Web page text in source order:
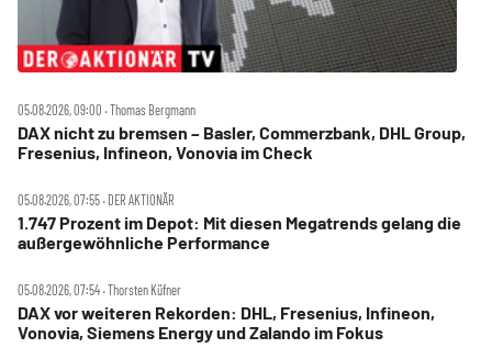
05.08.2026, 09:00 ‧ Thomas Bergmann
DAX nicht zu bremsen – Basler, Commerzbank, DHL Group,
Fresenius, Infineon, Vonovia im Check
05.08.2026, 07:55 ‧ DER AKTIONÄR
1.747 Prozent im Depot: Mit diesen Megatrends gelang die
außergewöhnliche Performance
05.08.2026, 07:54 ‧ Thorsten Küfner
DAX vor weiteren Rekorden: DHL, Fresenius, Infineon,
Vonovia, Siemens Energy und Zalando im Fokus